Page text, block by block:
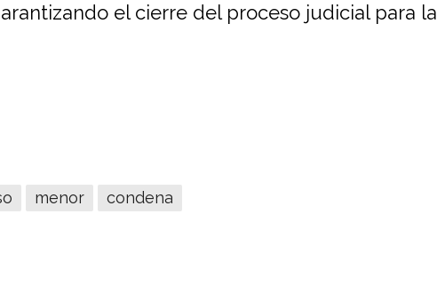
el cierre del proceso judicial para la
menor condena